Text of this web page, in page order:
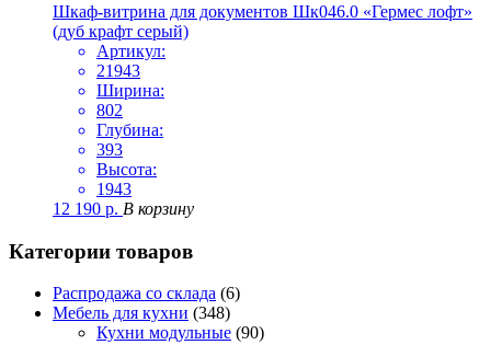
Шкаф-витрина для документов Шк046.0 «Гермес лофт»
(дуб крафт серый)
Артикул:
21943
Ширина:
802
Глубина:
393
Высота:
1943
12 190 р. В корзину
Категории товаров
Распродажа со склада (6)
Мебель для кухни (348)
Кухни модульные (90)